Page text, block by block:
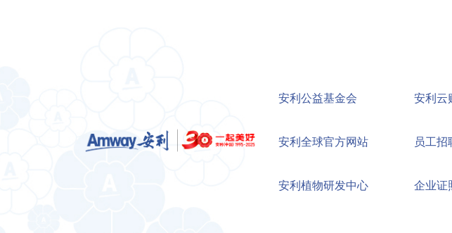
安利公益基金会
安利全球官方网站
安利植物研发中心
安利云
员工招
企业证